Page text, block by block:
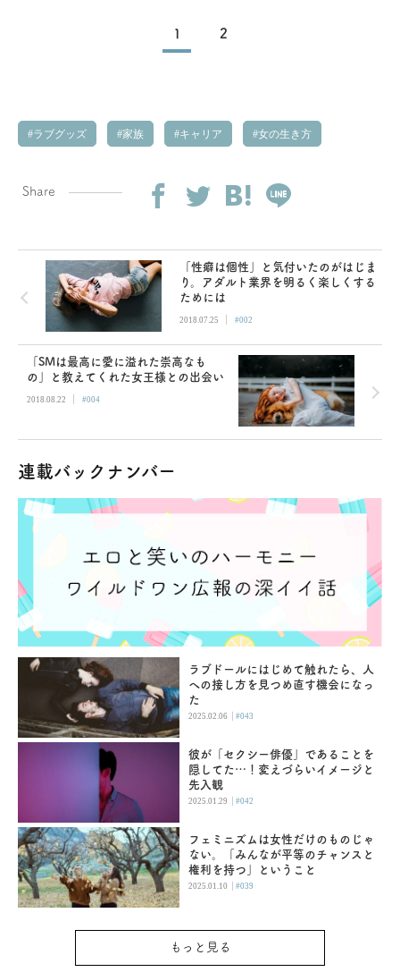
1 2
ラブグッズ 家族 キャリア 女の生き方
Share
「性癖は個性」と気付いたのがはじま
り。アダルト業界を明るく楽しくする
ためには
2018.07.25 | #002
「SMは最高に愛に溢れた崇高なも
の」と教えてくれた女王様との出会い
2018.08.22 | #004
連載バックナンバー
ラブドールにはじめて触れたら、人
への接し方を見つめ直す機会になっ
た
2025.02.06 |#043
彼が「セクシー俳優」であることを
隠してた…！変えづらいイメージと
先入観
2025.01.29 |#042
フェミニズムは女性だけのものじゃ
ない。「みんなが平等のチャンスと
権利を持つ」ということ
2025.01.10 |#039
もっと見る